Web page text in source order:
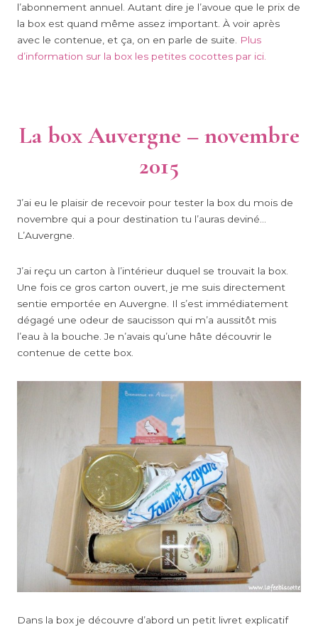
l’abonnement annuel. Autant dire je l’avoue que le prix de
la box est quand même assez important. À voir après
avec le contenue, et ça, on en parle de suite.
Plus
d’information sur la box les petites cocottes par ici.
La box Auvergne – novembre
2015
J’ai eu le plaisir de recevoir pour tester la box du mois de
novembre qui a pour destination tu l’auras deviné…
L’Auvergne.
J’ai reçu un carton à l’intérieur duquel se trouvait la box.
Une fois ce gros carton ouvert, je me suis directement
sentie emportée en Auvergne. Il s’est immédiatement
dégagé une odeur de saucisson qui m’a aussitôt mis
l’eau à la bouche. Je n’avais qu’une hâte découvrir le
contenue de cette box.
Dans la box je découvre d’abord un petit livret explicatif